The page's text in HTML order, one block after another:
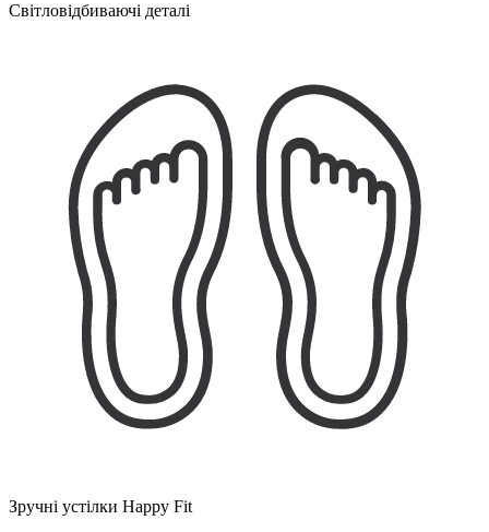
Світловідбиваючі деталі
Зручні устілки Happy Fit